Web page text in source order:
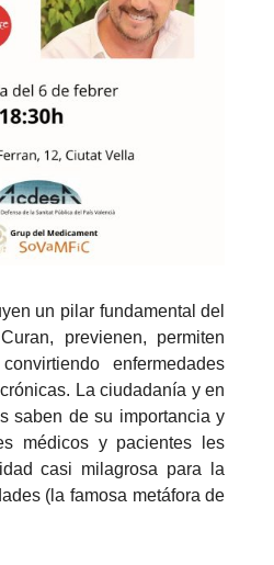
un pilar fundamental del
previenen, permiten
enfermedades
La ciudadanía y en
saben de su importancia y
médicos y pacientes les
casi milagrosa para la
(la famosa metáfora de